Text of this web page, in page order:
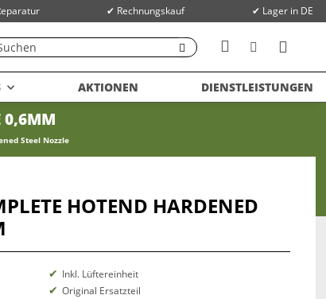
✔ Rechnungskauf ✔ Lager in DE
AKTIONEN DIENSTLEISTUNGEN
0,6MM
Steel Nozzle
HOTEND HARDENED
Inkl. Lüftereinheit
Original Ersatzteil